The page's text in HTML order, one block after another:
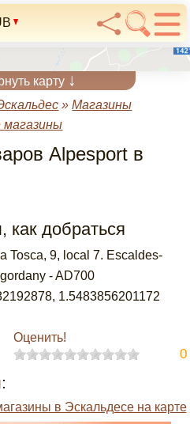
карту ↓
»Магазины
Alpesport в
как добраться
Tosca, 9, local 7. Escaldes-
- AD700
, 1.5483856201172
Оценить!
0
в Эскальдесе на карте